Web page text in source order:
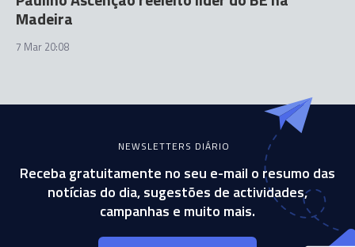
Madeira
7 Mar 20:08
NEWSLETTERS DIÁRIO
Receba gratuitamente no seu e-mail o resumo das
notícias do dia, sugestões de actividades,
campanhas e muito mais.